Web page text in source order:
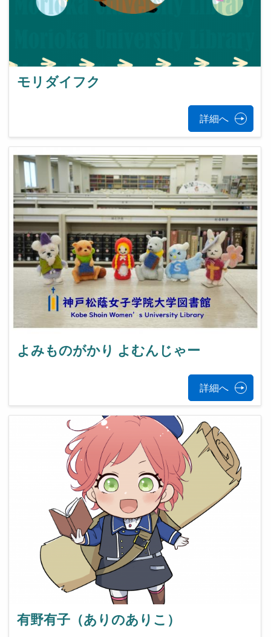
モリダイフク
詳細へ
よみものがかり よむんじゃー
詳細へ
有野有子（ありのありこ）